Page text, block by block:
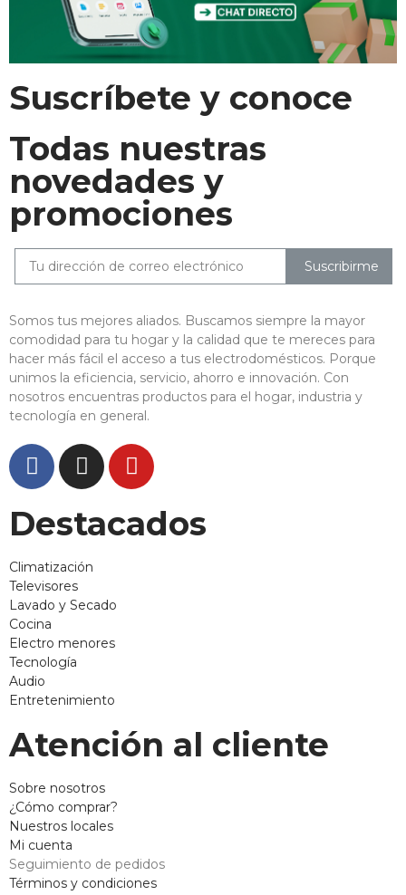
Suscríbete y conoce
Todas nuestras
novedades y
promociones
Suscribirme
Somos tus mejores aliados. Buscamos siempre la mayor
comodidad para tu hogar y la calidad que te mereces para
hacer más fácil el acceso a tus electrodomésticos. Porque
unimos la eficiencia, servicio, ahorro e innovación. Con
nosotros encuentras productos para el hogar, industria y
tecnología en general.
Destacados
Climatización
Televisores
Lavado y Secado
Cocina
Electro menores
Tecnología
Audio
Entretenimiento
Atención al cliente
Sobre nosotros
¿Cómo comprar?
Nuestros locales
Mi cuenta
Seguimiento de pedidos
Términos y condiciones